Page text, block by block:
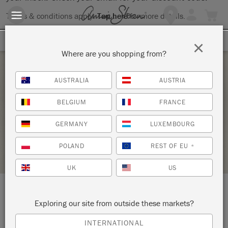
Terms & conditions apply.Tap herefor more details.
Saturday 16 April, 2022
INITIATION À LA PEINTURE SUR MOBILIER
ATHANOR DECO
STOCKIST PROFILE
LOCATION:
10 RUE DES PENITENTS
81000 ALBI
FRANCE
Where are you shopping from?
AUSTRALIA AUSTRIA
BELGIUM FRANCE
GERMANY LUXEMBOURG
POLAND REST OF EU *
UK US
Exploring our site from outside these markets?
INTERNATIONAL
×